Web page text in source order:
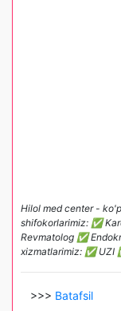
Hilol med center -
shifokorlarimiz: ✅
Revmatolog ✅
xizmatlarimiz: ✅ UZI
>>> Batafsil